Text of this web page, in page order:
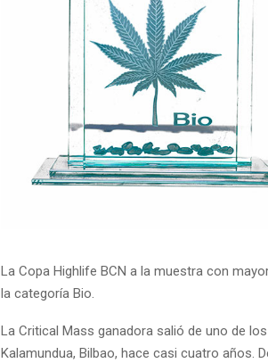
La Copa Highlife BCN a la muestra con
la categoría Bio.
La Critical Mass ganadora salió de uno de
Kalamundua, Bilbao, hace casi cuatro años.